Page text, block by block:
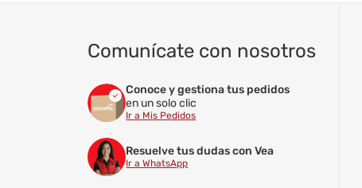
Comunícate con nosotros
Conoce y gestiona tus pedidos
en un solo clic
Ir a Mis Pedidos
Resuelve tus dudas con Vea
Ir a WhatsApp